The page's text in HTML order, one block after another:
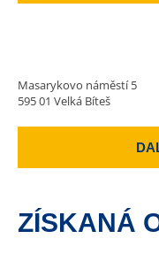
Masarykovo náměstí 5
595 01 Velká Bíteš
ZÍSKANÁ